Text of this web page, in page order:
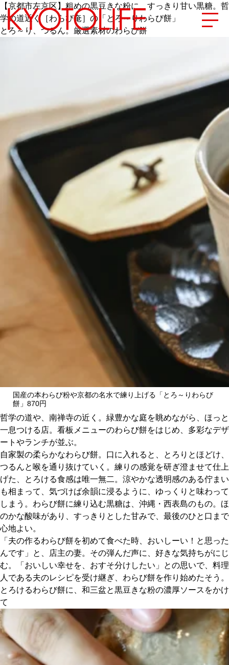
カテゴリーから探す
SPECIAL
NEW OPEN
SERIES
CULTURE
ABOUT US
チケットプレゼント応募
MAIN MENU
SERIES
カレーが好き
京都おやつクラブ
私と店のはなし
今月の京みやげ
京都の書店
CULTURE
【京都市左京区】粗めの黒豆きな粉に、すっきり甘い黒糖。哲
学の道近く［わらび奄］の「とろ～りわらび餅」
とろ～り、つるん。厳選素材のわらび餅
国産の本わらび粉や京都の名水で練り上げる「とろ～りわらび
餅」870円
哲学の道や、南禅寺の近く。緑豊かな庭を眺めながら、ほっと
一息つける店。看板メニューのわらび餅をはじめ、多彩なデザ
ートやランチが並ぶ。
自家製の柔らかなわらび餅。口に入れると、とろりとほどけ、
つるんと喉を通り抜けていく。練りの感覚を研ぎ澄ませて仕上
げた、とろける食感は唯一無二。涼やかな透明感のある佇まい
も相まって、気づけば余韻に浸るように、ゆっくりと味わって
しまう。わらび餅に練り込む黒糖は、沖縄・西表島のもの。ほ
のかな酸味があり、すっきりとした甘みで、最後のひと口まで
心地よい。
「夫の作るわらび餅を初めて食べた時、おいしーい！と思った
んです」と、店主の妻。その弾んだ声に、好きな気持ちがにじ
む。「おいしい幸せを、おすそ分けしたい」との思いで、料理
人である夫のレシピを受け継ぎ、わらび餅を作り始めたそう。
とろけるわらび餅に、和三盆と黒豆きな粉の濃厚ソースをかけ
て